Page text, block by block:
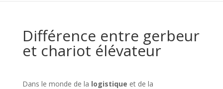
Différence entre gerbeur
et chariot élévateur
Dans le monde de la logistique et de la